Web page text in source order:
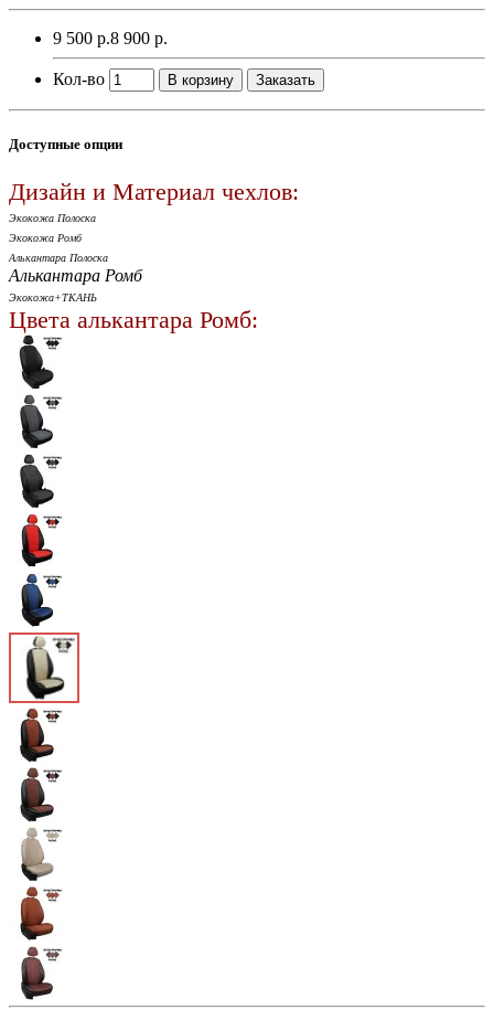
9 500 р.8 900 р.
Кол-во В корзину Заказать
Доступные опции
Дизайн и Материал чехлов:
Экокожа Полоска
Экокожа Ромб
Алькантара Полоска
Алькантара Ромб
Экокожа+ТКАНЬ
Цвета алькантара Ромб: